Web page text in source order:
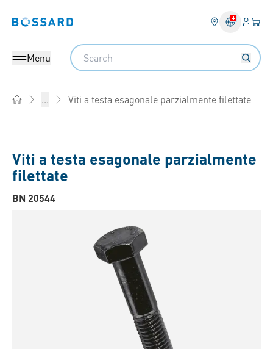
Bossard homepage Login
Il
Menu
Search
... Viti a testa esagonale parzialmente filettate
Viti a testa esagonale parzialmente
filettate
BN 20544